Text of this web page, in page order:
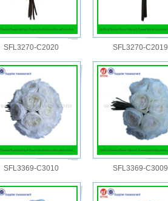
SFL3270-C2020 SFL3270-C2019
SFL3369-C3010 SFL3369-C3009